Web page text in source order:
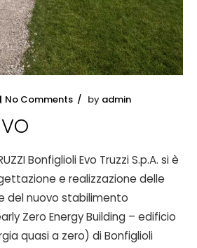
No Comments by admin
Bonfiglioli Evo Truzzi S.p.A. si è
e realizzazione delle
del nuovo stabilimento
Zero Energy Building – edificio
quasi a zero) di Bonfiglioli